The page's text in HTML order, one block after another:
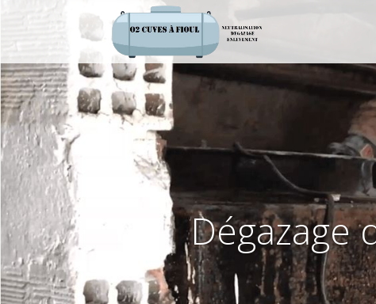
Dégazage